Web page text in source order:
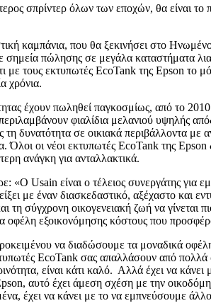
σπρίντερ όλων των εποχών, θα είναι το
καμπάνια, που θα ξεκινήσει στο
πώλησης σε μεγάλα καταστήματα
τους εκτυπωτές EcoTank της Epson το
χρόνια.
έχουν πωληθεί παγκοσμίως, από το
φιαλίδια μελανιού υψηλής
δυνατότητα σε οικιακά περιβάλλοντα με
οι νέοι εκτυπωτές EcoTank της
ανάγκη για ανταλλακτικά.
Usain είναι ο τέλειος συνεργάτης για
με έναν διασκεδαστικό, αξέχαστο και
σύγχρονη οικογενειακή ζωή να γίνεται
οφέλη εξοικονόμησης κόστους που
να διαδώσουμε τα μοναδικά
EcoTank σας απαλλάσουν από
είναι κάτι καλό. Αλλά έχει να
αυτό έχει άμεση σχέση με την
έχει να κάνει με το να εμπνεύσουμε